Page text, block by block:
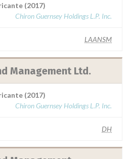
(2017)
Chiron Guernsey Holdings L.P. Inc.
LAANSM
Management Ltd.
(2017)
Chiron Guernsey Holdings L.P. Inc.
DH